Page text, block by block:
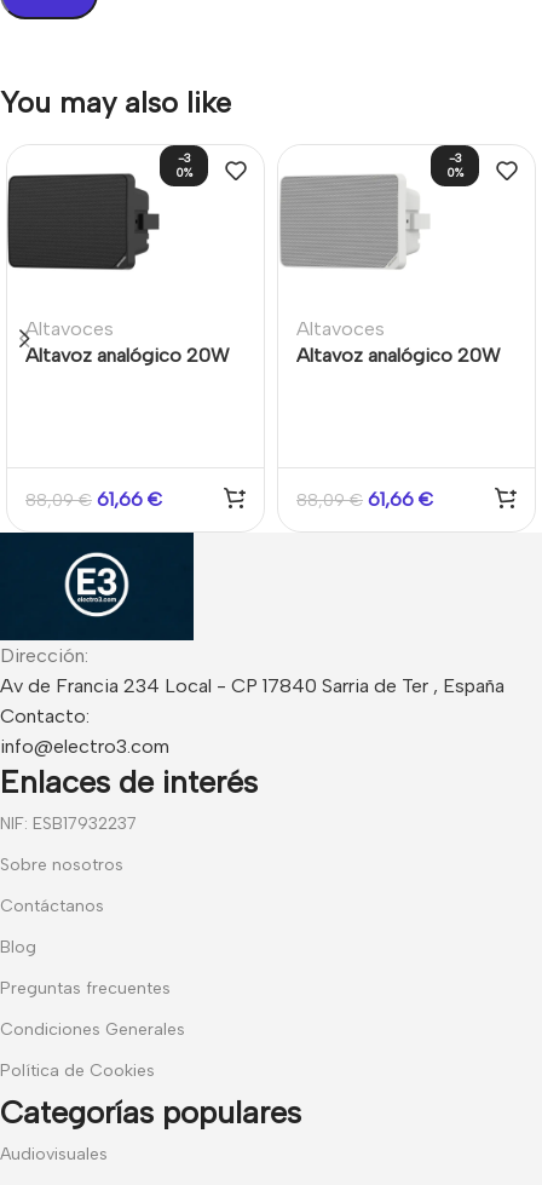
You may also like
-3
0%
Altavoces
Altavoz analógico 20W
88,09€ 61,66 €
-3
0%
Altavoces
Altavoz analógico 20W
88,09€ 61,66 €
Dirección:
Av de Francia 234 Local - CP 17840 Sarria de Ter , España
Contacto:
info@electro3.com
Enlaces de interés
NIF: ESB17932237
Sobre nosotros
Contáctanos
Blog
Preguntas frecuentes
Condiciones Generales
Política de Cookies
Categorías populares
Audiovisuales